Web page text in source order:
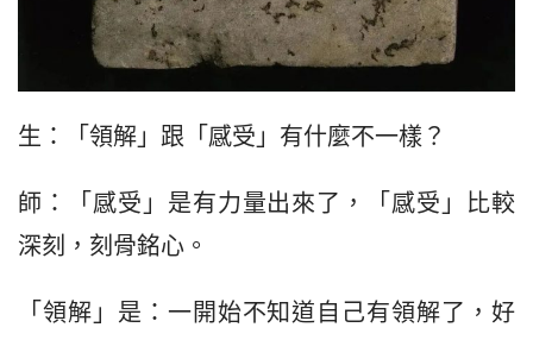
生：「領解」跟「感受」有什麼不一樣？
師：「感受」是有力量出來了，「感受」比較
深刻，刻骨銘心。
「領解」是：一開始不知道自己有領解了，好